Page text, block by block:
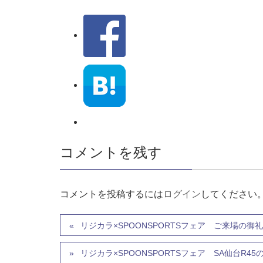
コメントを残す
コメントを投稿するには ログイン してください。
リジカラ×SPOONSPORTSフェア ご来場の御礼
リジカラ×SPOONSPORTSフェア SA仙台R45